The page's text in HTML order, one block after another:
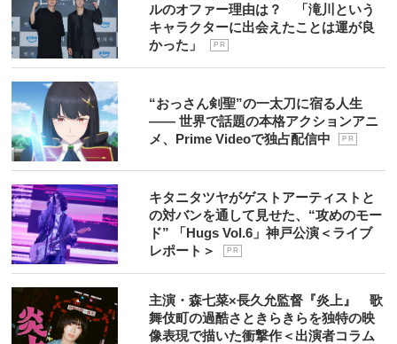
ルのオファー理由は？ 「滝川という
キャラクターに出会えたことは運が良
かった」
P R
“おっさん剣聖”の一太刀に宿る人生
―― 世界で話題の本格アクションアニ
メ、Prime Videoで独占配信中
P R
キタニタツヤがゲストアーティストと
の対バンを通して見せた、“攻めのモー
ド” 「Hugs Vol.6」神戸公演＜ライブ
レポート＞
P R
主演・森七菜×長久允監督『炎上』 歌
舞伎町の過酷さときらきらを独特の映
像表現で描いた衝撃作＜出演者コラム